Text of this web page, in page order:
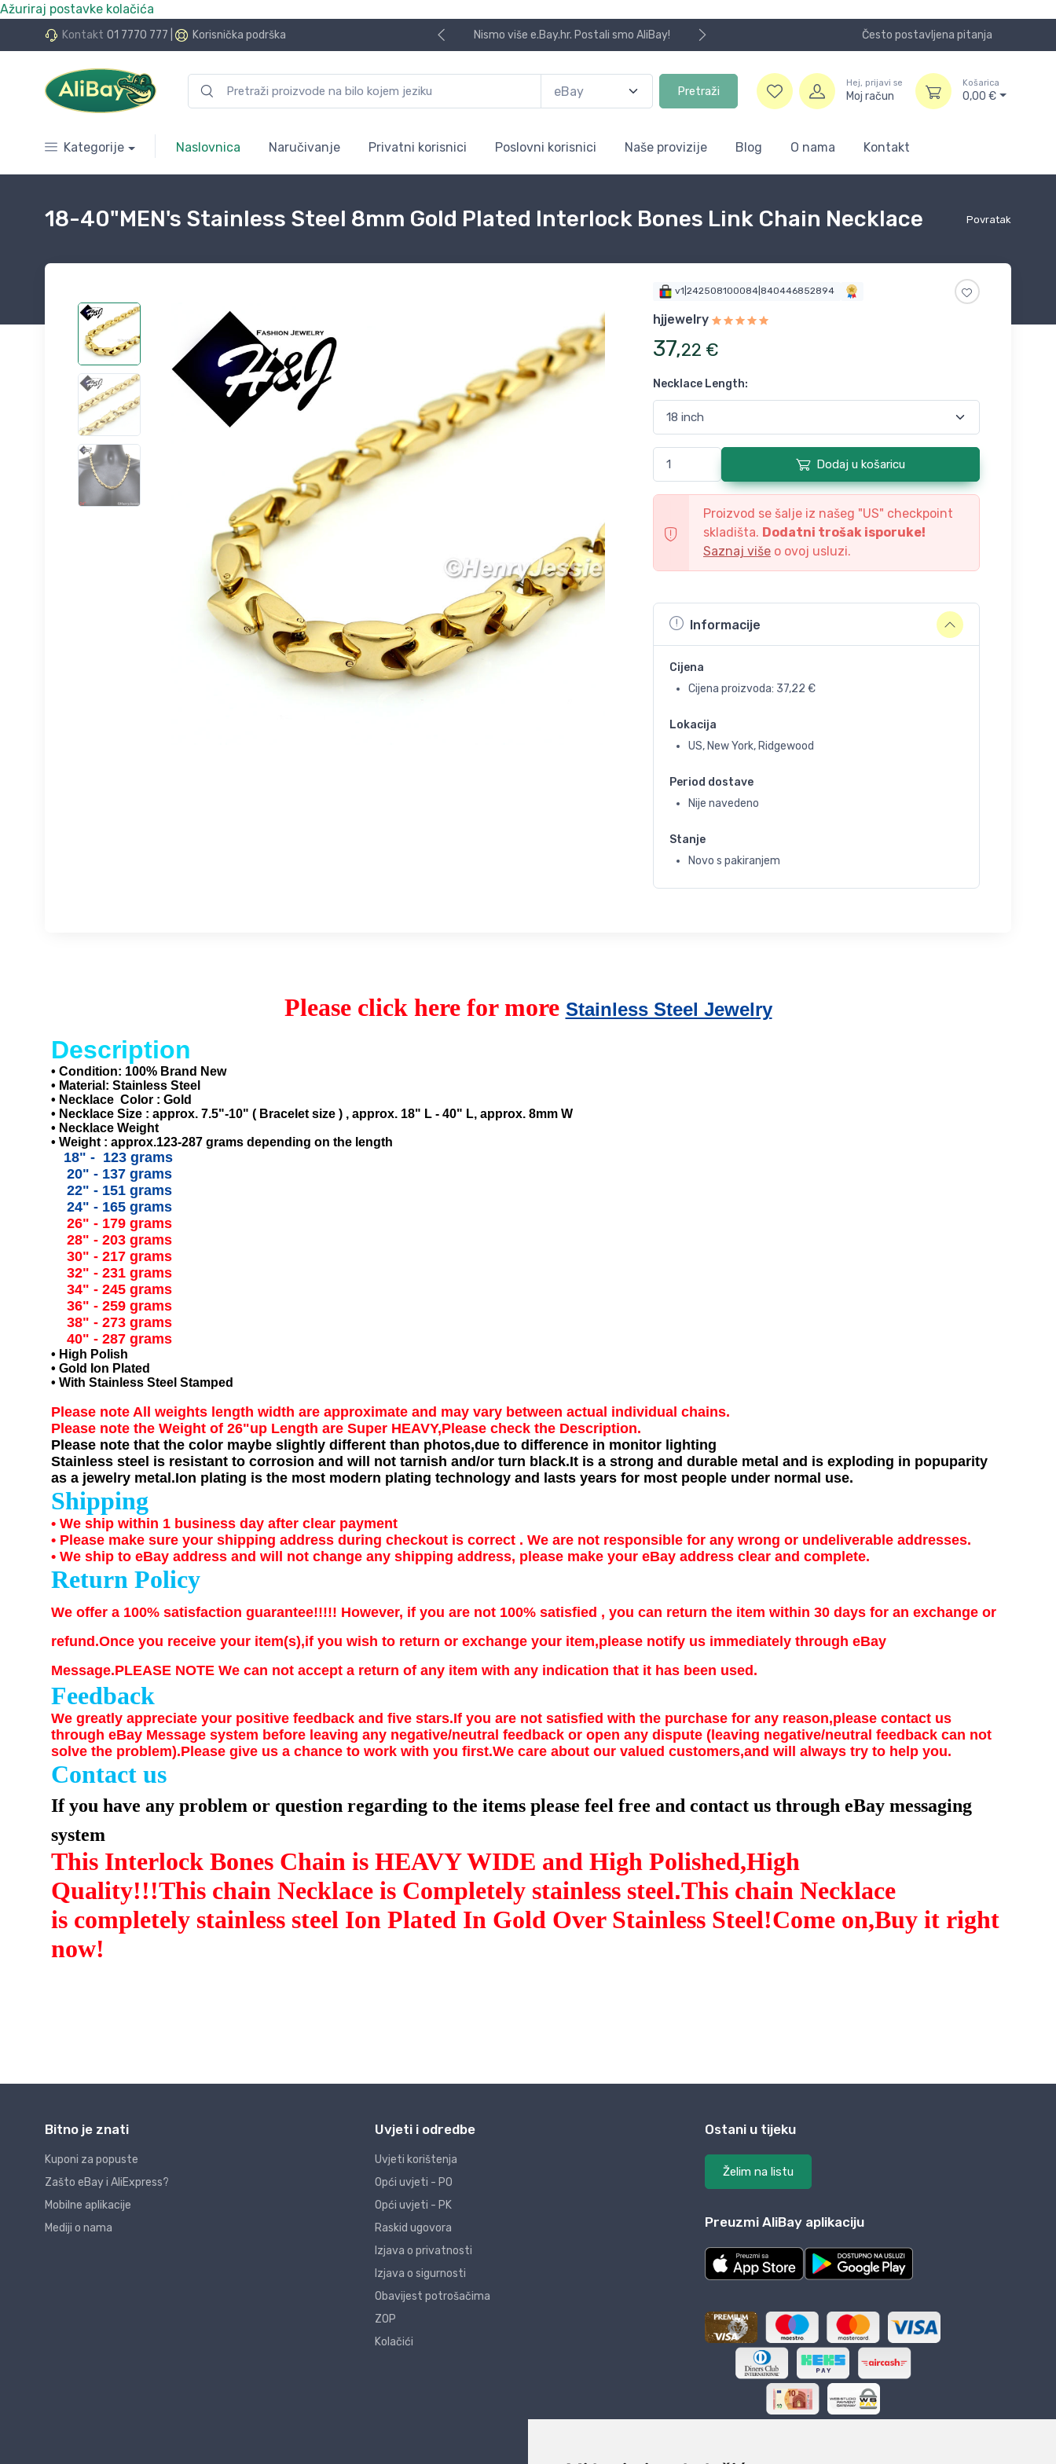
Ažuriraj postavke kolačića
Kontakt 01 7770 777 Korisnička podrška
24 rate bez kamata Nismo više e.Bay.hr. Postali smo AliBay! Često postavljena pitanja
Pretraži
Hej, prijavi se
Moj račun
Košarica
0,00 €
Kategorije Naslovnica Naručivanje Privatni korisnici Poslovni korisnici Naše provizije Blog O nama Kontakt
Povratak
18-40"MEN's Stainless Steel 8mm Gold Plated Interlock Bones Link Chain Necklace
v1|242508100084|840446852894
hjjewelry
37,22 €
Necklace Length:
Dodaj u košaricu
Proizvod se šalje iz našeg "US" checkpoint
skladišta. Dodatni trošak isporuke!
Saznaj višeo ovoj usluzi.
Informacije
Cijena
Cijena proizvoda: 37,22 €
Lokacija
US, New York, Ridgewood
Period dostave
Nije navedeno
Stanje
Novo s pakiranjem
Bitno je znati
Kuponi za popuste
Zašto eBay i AliExpress?
Mobilne aplikacije
Mediji o nama
Uvjeti i odredbe
Uvjeti korištenja
Opći uvjeti - PO
Opći uvjeti - PK
Raskid ugovora
Izjava o privatnosti
Izjava o sigurnosti
Obavijest potrošačima
ZOP
Kolačići
Ostani u tijeku
Želim na listu
Preuzmi AliBay aplikaciju